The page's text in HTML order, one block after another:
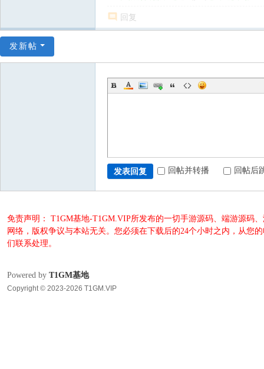
回复
发新帖
发表回复 回帖并转播 回帖后
免责声明： T1GM基地-T1GM.VIP所发布的一切手游源码、端游源码
网络，版权争议与本站无关。您必须在下载后的24个小时之内，从您
们联系处理。
Powered by T1GM基地
Copyright © 2023-2026 T1GM.VIP